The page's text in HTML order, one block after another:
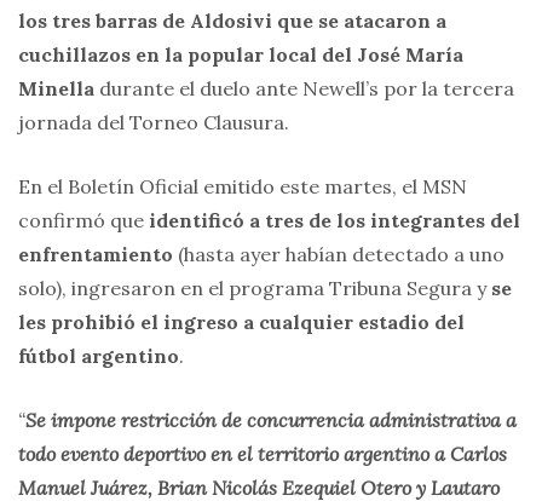
los tres barras de Aldosivi que se atacaron a
cuchillazos en la popular local del José María
Minella durante el duelo ante Newell’s por la tercera
jornada del Torneo Clausura.
En el Boletín Oficial emitido este martes, el MSN
confirmó que identificó a tres de los integrantes del
enfrentamiento (hasta ayer habían detectado a uno
solo), ingresaron en el programa Tribuna Segura y se
les prohibió el ingreso a cualquier estadio del
fútbol argentino.
“Se impone restricción de concurrencia administrativa a
todo evento deportivo en el territorio argentino a Carlos
Manuel Juárez, Brian Nicolás Ezequiel Otero y Lautaro